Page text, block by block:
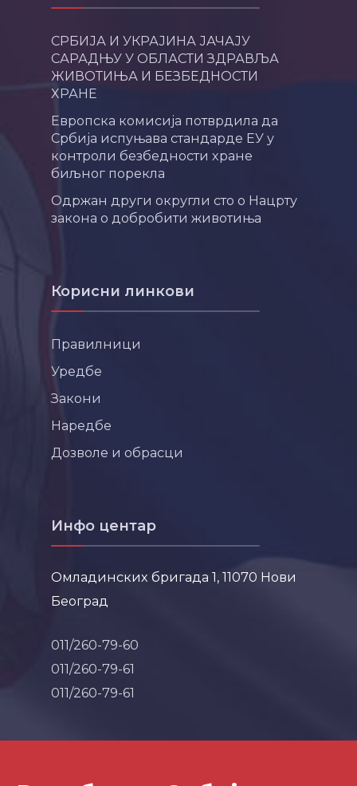
СРБИЈА И УКРАЈИНА ЈАЧАЈУ
САРАДЊУ У ОБЛАСТИ ЗДРАВЉА
ЖИВОТИЊА И БЕЗБЕДНОСТИ
ХРАНЕ
Европска комисија потврдила да
Србија испуњава стандарде ЕУ у
контроли безбедности хране
биљног порекла
Одржан други округли сто о Нацрту
закона о добробити животиња
Корисни линкови
Правилници
Уредбе
Закони
Наредбе
Дозволе и обрасци
Инфо центар
Омладинских бригада 1, 11070 Нови
Београд
011/260-79-60
011/260-79-61
011/260-79-61